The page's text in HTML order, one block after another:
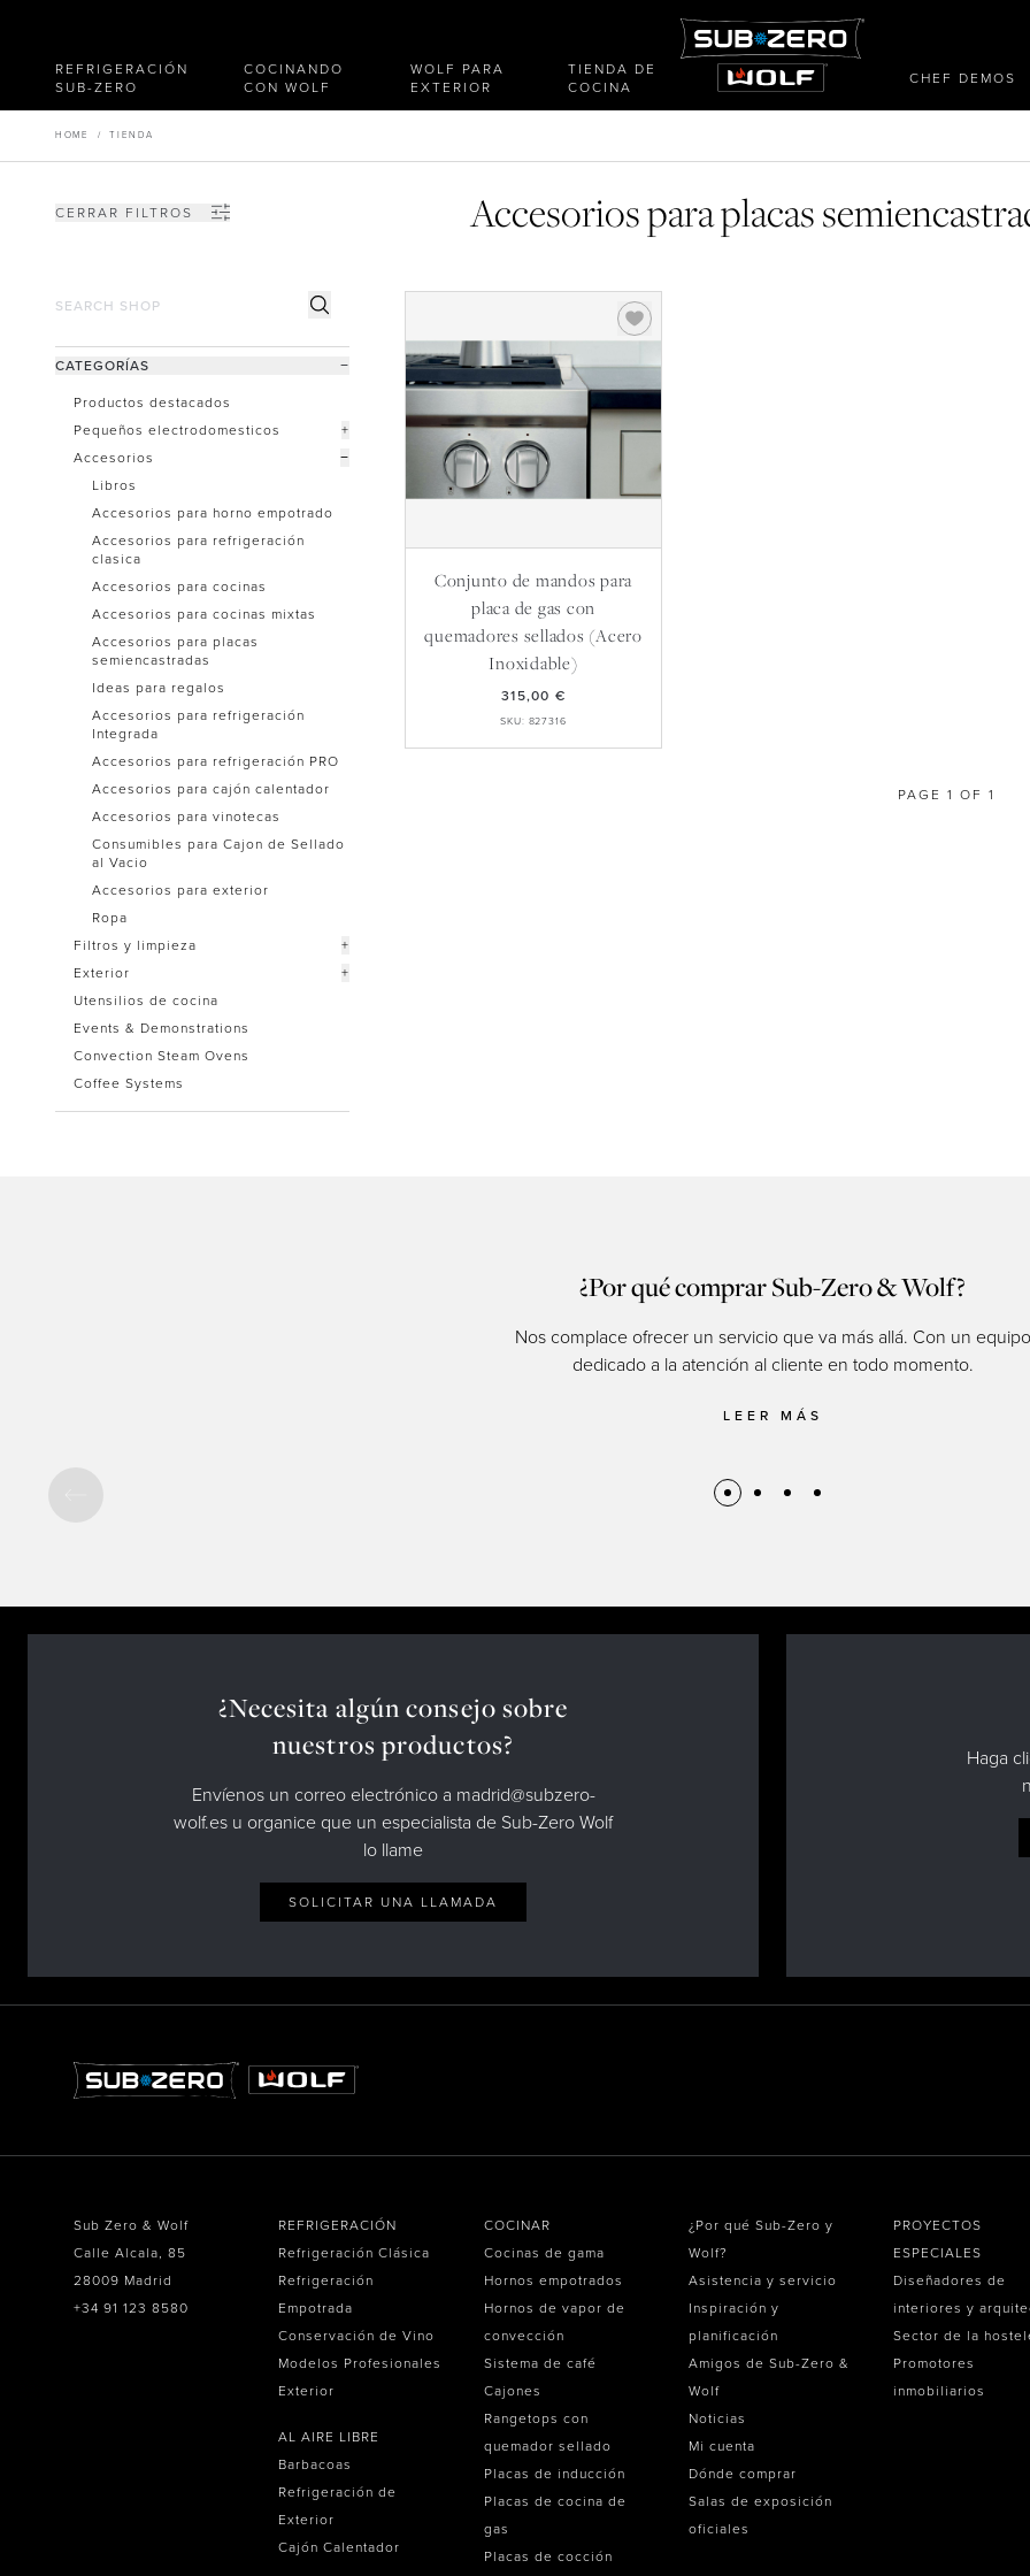
REFRIGERACIÓN
SUB-ZERO
COCINANDO
CON WOLF
WOLF PARA
EXTERIOR
TIENDA DE
COCINA
CHEF DEMOS
HOME /TIENDA
CERRAR FILTROS Accesorios para placas
CATEGORÍAS −
Productos destacados
Pequeños electrodomesticos
+
Accesorios
−
Libros
Accesorios para horno empotrado
Accesorios para refrigeración
clasica
Accesorios para cocinas
Accesorios para cocinas mixtas
Accesorios para placas
semiencastradas
Ideas para regalos
Accesorios para refrigeración
Integrada
Accesorios para refrigeración PRO
Accesorios para cajón calentador
Accesorios para vinotecas
Consumibles para Cajon de Sellado
al Vacio
Accesorios para exterior
Ropa
Filtros y limpieza
+
Exterior
+
Utensilios de cocina
Events & Demonstrations
Convection Steam Ovens
Coffee Systems
Conjunto de mandos para
placa de gas con
quemadores sellados (Acero
Inoxidable)
315,00 €
SKU: 827316
PAGE 1 OF 1
¿Por qué comprar Sub-Zero & Wolf?
Nos complace ofrecer un servicio que va más allá. Con un equipo
dedicado a la atención al cliente en todo momento.
LEER MÁS
¿Necesita algún consejo sobre
nuestros productos?
Envíenos un correo electrónico a madrid@subzero-
wolf.es u organice que un especialista de Sub-Zero Wolf
lo llame
SOLICITAR UNA LLAMADA
Haga
Sub Zero & Wolf
Calle Alcala, 85
28009 Madrid
+34 91 123 8580
REFRIGERACIÓN
Refrigeración Clásica
Refrigeración
Empotrada
Conservación de Vino
Modelos Profesionales
Exterior
AL AIRE LIBRE
Barbacoas
Refrigeración de
Exterior
Cajón Calentador
COCINAR
Cocinas de gama
Hornos empotrados
Hornos de vapor de
convección
Sistema de café
Cajones
Rangetops con
quemador sellado
Placas de inducción
Placas de cocina de
gas
Placas de cocción
¿Por qué Sub-Zero y
Wolf?
Asistencia y servicio
Inspiración y
planificación
Amigos de Sub-Zero &
Wolf
Noticias
Mi cuenta
Dónde comprar
Salas de exposición
oficiales
PROYECTOS
ESPECIALES
Diseñadores de
interiores y
Sector de la
Promotores
inmobiliarios